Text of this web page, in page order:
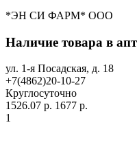
*ЭН СИ ФАРМ* ООО
Наличие товара в
ул. 1-я Посадская, д. 18
+7(4862)20-10-27
Круглосуточно
1526.07 р. 1677 р.
1